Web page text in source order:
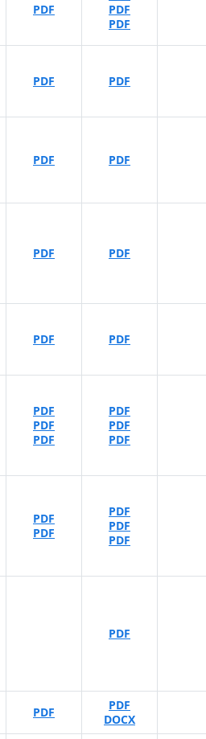
PDF
PDF
PDF
PDF PDF
PDF PDF
PDF PDF
PDF PDF
PDF
PDF
PDF
PDF
PDF
PDF
PDF
PDF
PDF
PDF
PDF
PDF
PDF
PDF
DOCX